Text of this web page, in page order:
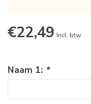
€22,49 Incl. btw
Naam 1: *